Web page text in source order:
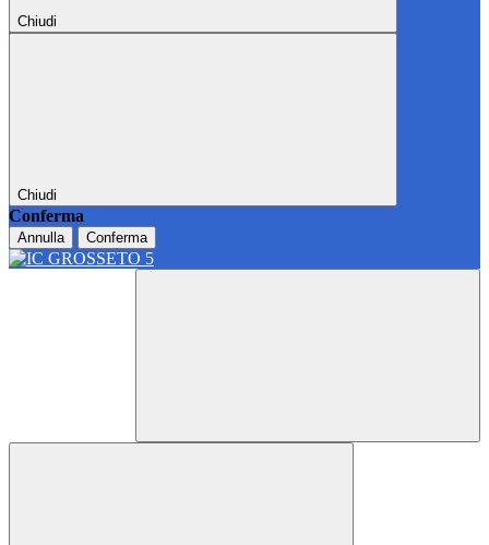
Chiudi
Chiudi
Conferma
Annulla Conferma